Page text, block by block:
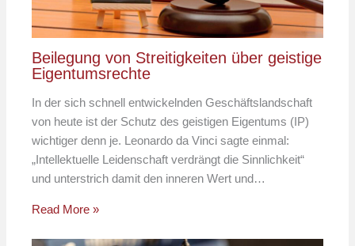
Beilegung von Streitigkeiten über geistige
Eigentumsrechte
In der sich schnell entwickelnden Geschäftslandschaft
von heute ist der Schutz des geistigen Eigentums (IP)
wichtiger denn je. Leonardo da Vinci sagte einmal:
„Intellektuelle Leidenschaft verdrängt die Sinnlichkeit“
und unterstrich damit den inneren Wert und…
Read More »